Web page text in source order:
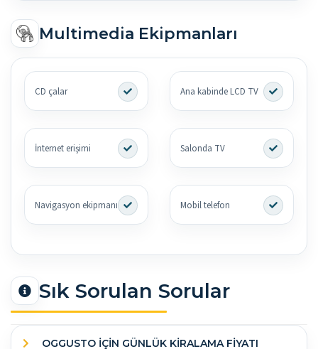
Multimedia Ekipmanları
CD çalar Ana kabinde LCD TV
İnternet erişimi Salonda TV
Navigasyon ekipmanı Mobil telefon
Sık Sorulan Sorular